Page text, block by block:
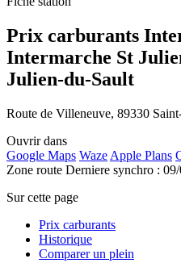
Prix carburants
Intermarche St
Julien-du-Sault
Route de Villeneuve, 89330
Ouvrir dans
Google Maps Waze Apple Plans
Zone route Derniere synchro :
Sur cette page
Prix carburants
Historique
Comparer un plein